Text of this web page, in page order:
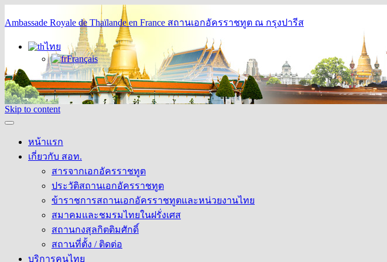
Ambassade Royale de Thaïlande en France สถานเอกอัครราชทูต ณ กรุงปารีส
ไทย
Français
Skip to content
หน้าแรก
เกี่ยวกับ สอท.
สารจากเอกอัครราชทูต
ประวัติสถานเอกอัครราชทูต
ข้าราชการสถานเอกอัครราชทูตและหน่วยงานไทย
สมาคมและชมรมไทยในฝรั่งเศส
สถานกงสุลกิตติมศักดิ์
สถานที่ตั้ง / ติดต่อ
บริการคนไทย